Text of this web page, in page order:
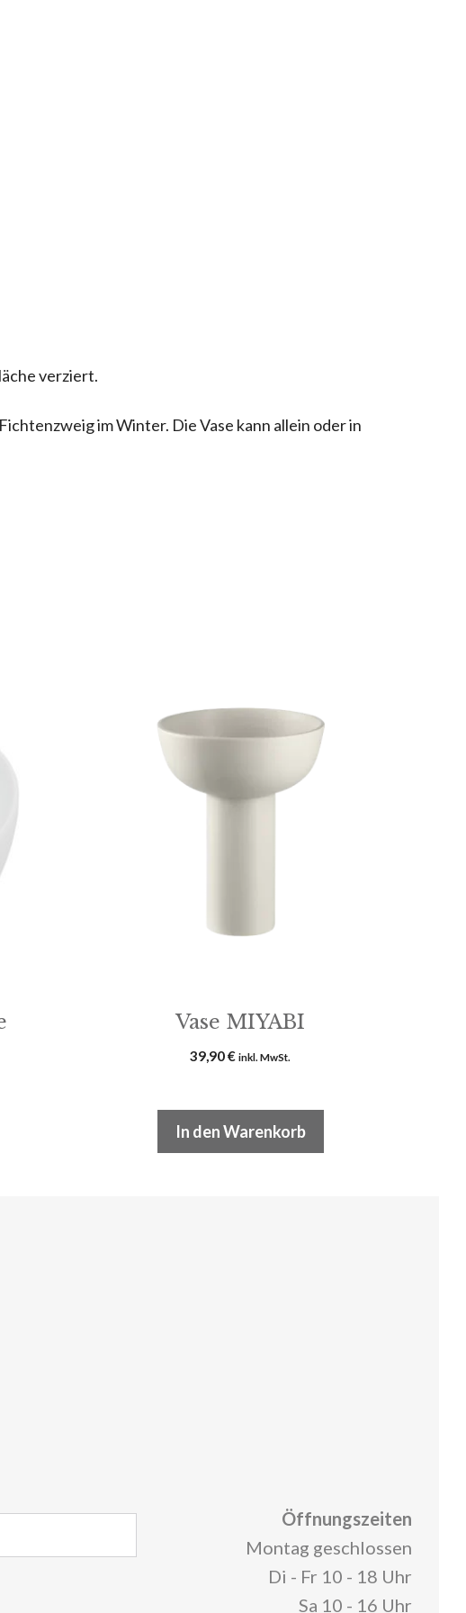
verziert.
im Winter. Die Vase kann allein oder in
Vase MIYABI
39,90€ inkl. MwSt.
In den Warenkorb
Öffnungszeiten
Montag geschlossen
Di - Fr 10 - 18 Uhr
Sa 10 - 16 Uhr